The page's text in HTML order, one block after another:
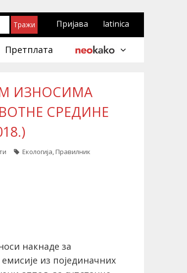
Пријава latinica
Претплата
ИЗНОСИМА
СРЕДИНЕ
Екологија, Правилник
накнаде за
из појединачних